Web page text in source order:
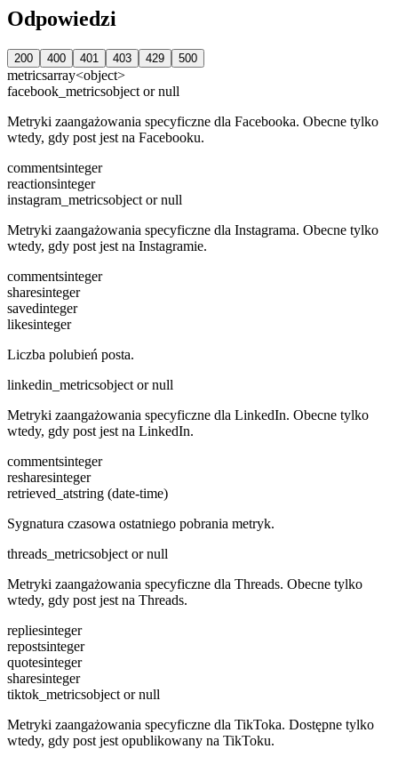
Odpowiedzi
200 400 401 403 429 500
metricsarray<object>
facebook_metricsobject or null
Metryki zaangażowania specyficzne dla Facebooka. Obecne tylko
wtedy, gdy post jest na Facebooku.
commentsinteger
reactionsinteger
instagram_metricsobject or null
Metryki zaangażowania specyficzne dla Instagrama. Obecne tylko
wtedy, gdy post jest na Instagramie.
commentsinteger
sharesinteger
savedinteger
likesinteger
Liczba polubień posta.
linkedin_metricsobject or null
Metryki zaangażowania specyficzne dla LinkedIn. Obecne tylko
wtedy, gdy post jest na LinkedIn.
commentsinteger
resharesinteger
retrieved_atstring (date-time)
Sygnatura czasowa ostatniego pobrania metryk.
threads_metricsobject or null
Metryki zaangażowania specyficzne dla Threads. Obecne tylko
wtedy, gdy post jest na Threads.
repliesinteger
repostsinteger
quotesinteger
sharesinteger
tiktok_metricsobject or null
Metryki zaangażowania specyficzne dla TikToka. Dostępne tylko
wtedy, gdy post jest opublikowany na TikToku.